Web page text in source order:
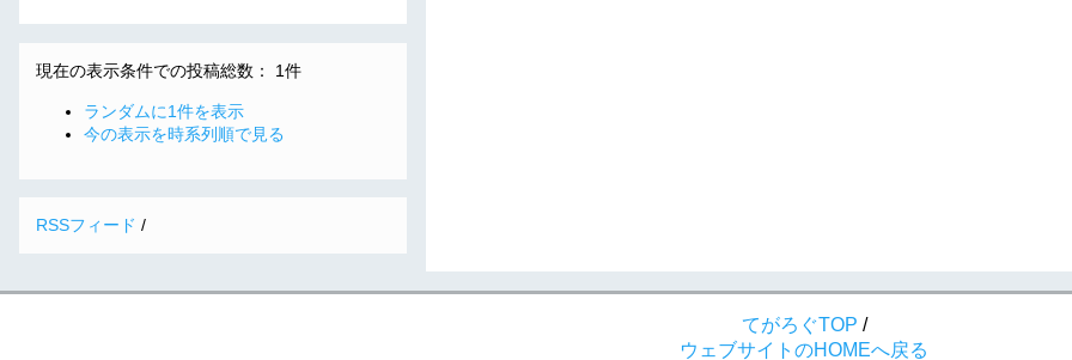
現在の表示条件での投稿総数： 1件
ランダムに1件を表示
今の表示を時系列順で見る
RSSフィード /
てがろぐTOP /
ウェブサイトのHOMEへ戻る